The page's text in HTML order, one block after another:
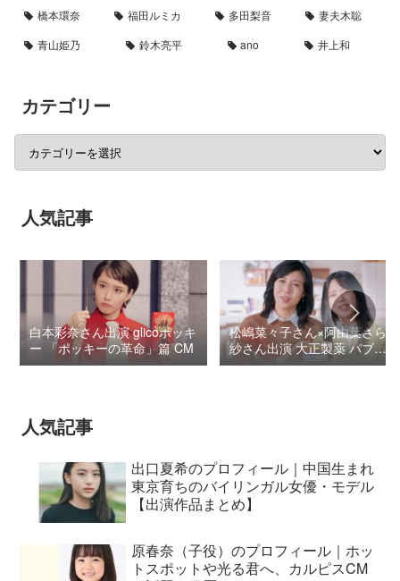
橋本環奈
福田ルミカ 多田梨音
妻夫木聡
青山姫乃
鈴木亮平 ano 井上和
カテゴリー
人気記事
白本彩奈さん出演 glicoポッキ
ー 「ポッキーの革命」篇 CM
松嶋菜々子さん×阿由葉さら
紗さん出演 大正製薬 パブロ
ンSゴールドW『いましよう
人気記事
出口夏希のプロフィール｜中国生まれ
東京育ちのバイリンガル女優・モデル
【出演作品まとめ】
原春奈（子役）のプロフィール｜ホッ
トスポットや光る君へ、カルピスCM